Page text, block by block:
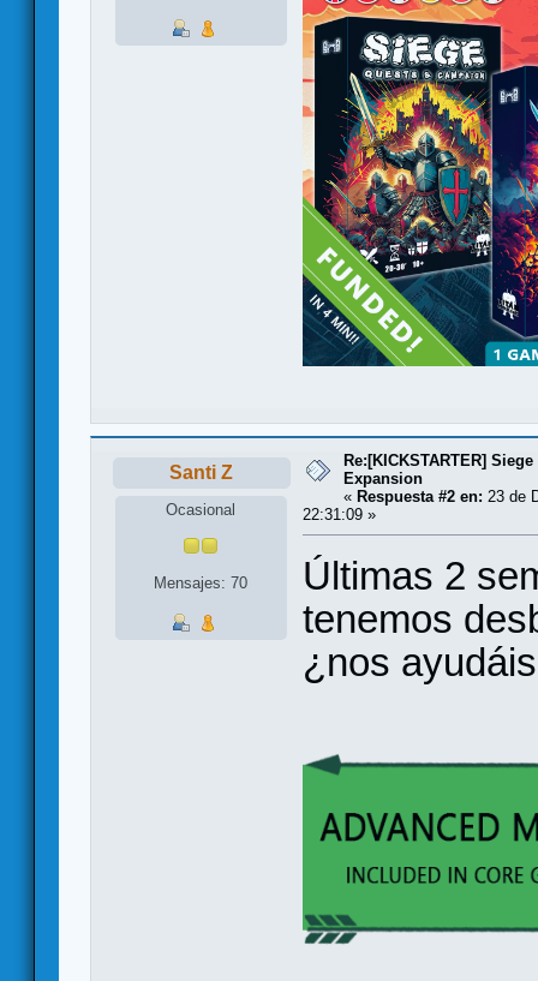
Santi Z
Ocasional
Mensajes: 70
Re:[KICKSTARTER]
Expansion
« Respuesta #2 en: 23 de
22:31:09 »
Últimas 2
tenemos
¿nos